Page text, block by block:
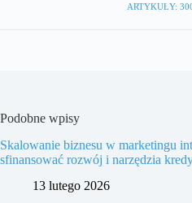
ARTYKUŁY:
Podobne wpisy
Skalowanie biznesu w marketingu
sfinansować rozwój i narzędzia
13 lutego 2026